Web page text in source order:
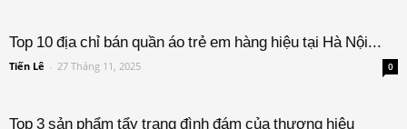
Top 10 địa chỉ bán quần áo trẻ em hàng hiệu tại Hà Nội...
Tiến Lê - 27 Tháng 11, 2025 0
Top 3 sản phẩm tẩy trang đình đám của thương hiệu